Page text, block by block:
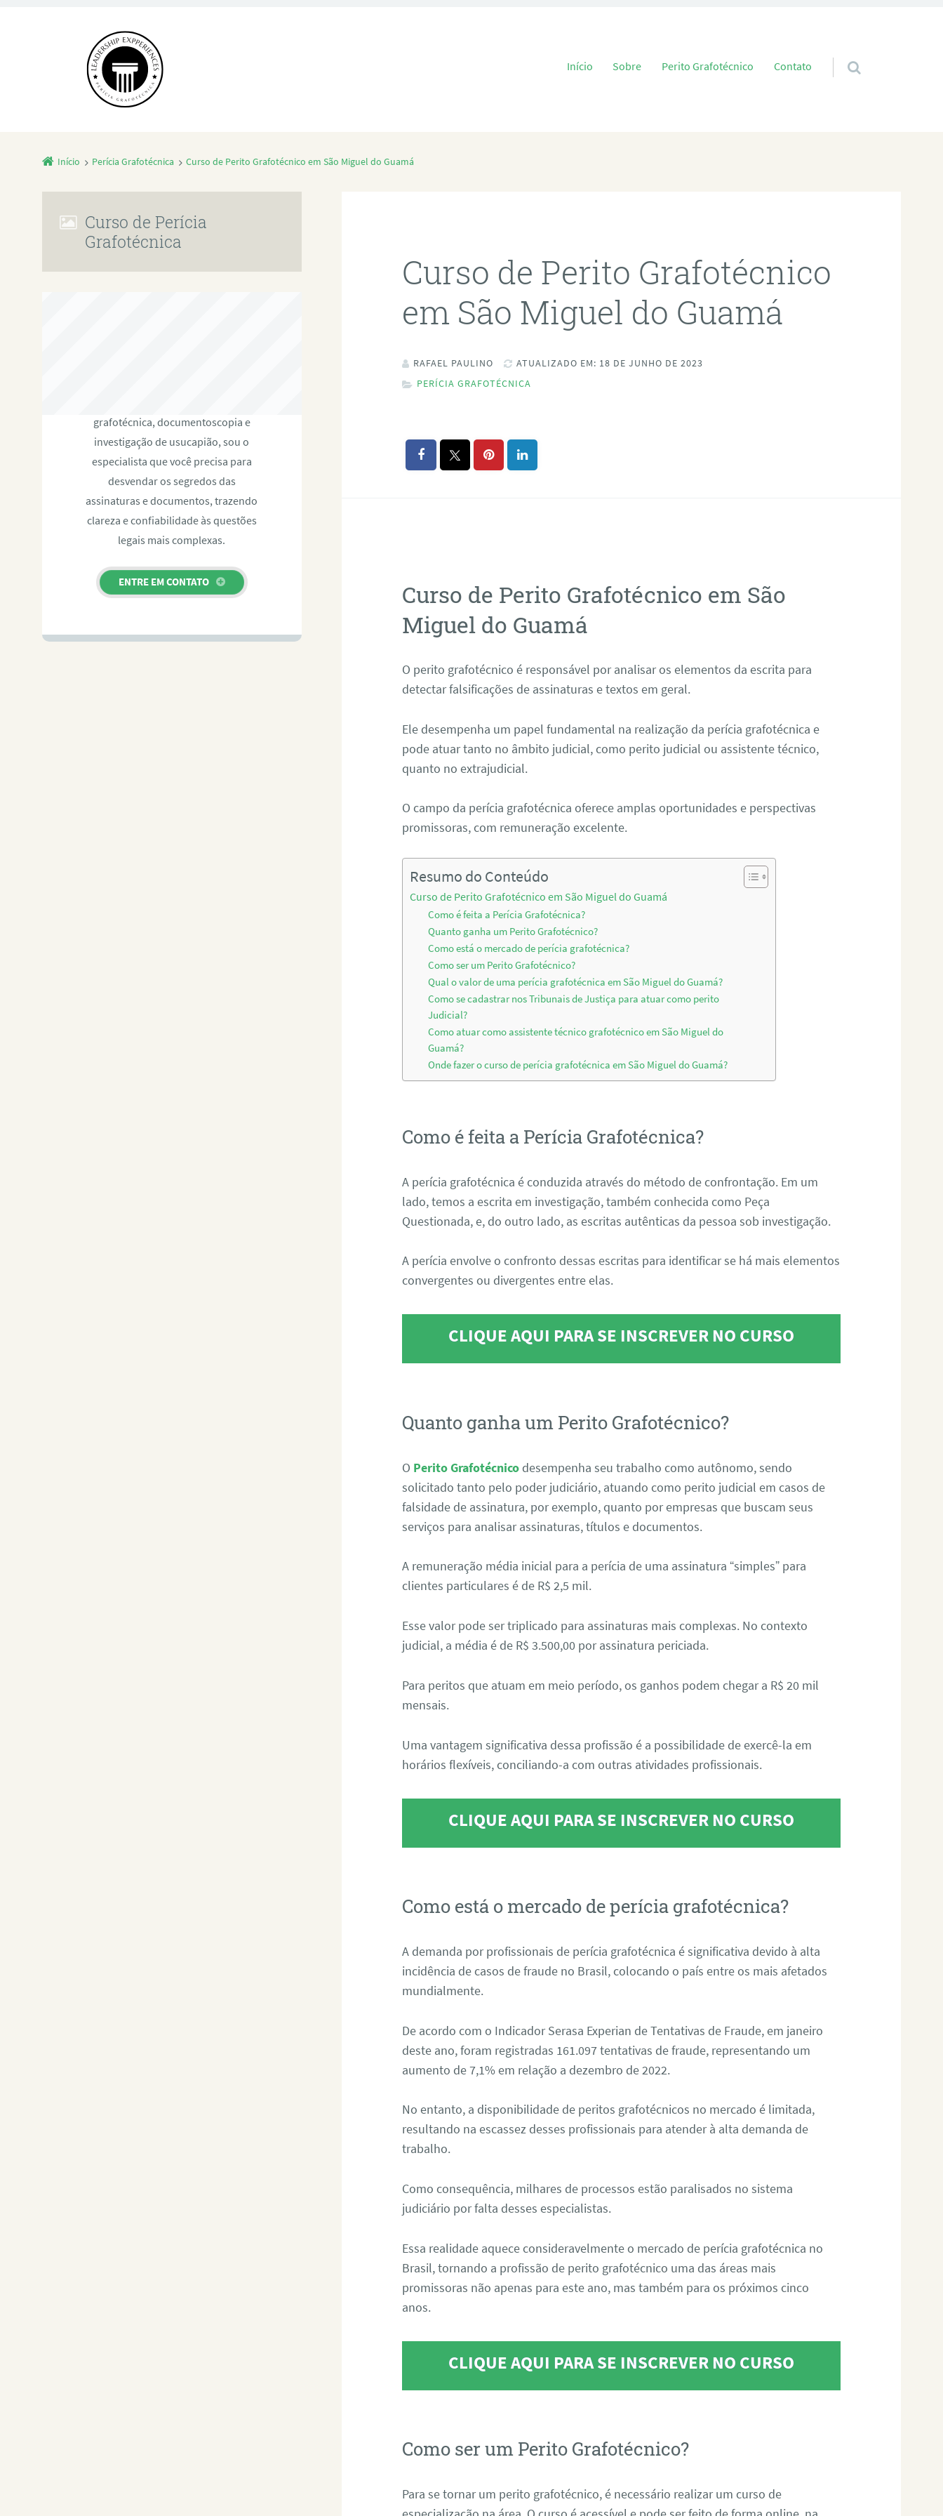
Pular para o conteúdo
Início Sobre Perito Grafotécnico Contato
Início Perícia Grafotécnica Curso de Perito Grafotécnico em São Miguel do Guamá
Curso de Perito Grafotécnico
em São Miguel do Guamá
RAFAEL PAULINO
ATUALIZADO EM: 18 DE JUNHO DE 2023
PERÍCIA GRAFOTÉCNICA
Curso de Perito Grafotécnico em São
Miguel do Guamá
O perito grafotécnico é responsável por analisar os elementos da escrita para
detectar falsificações de assinaturas e textos em geral.
Ele desempenha um papel fundamental na realização da perícia grafotécnica e
pode atuar tanto no âmbito judicial, como perito judicial ou assistente técnico,
quanto no extrajudicial.
O campo da perícia grafotécnica oferece amplas oportunidades e perspectivas
promissoras, com remuneração excelente.
Resumo do Conteúdo
Curso de Perito Grafotécnico em São Miguel do Guamá
Como é feita a Perícia Grafotécnica?
Quanto ganha um Perito Grafotécnico?
Como está o mercado de perícia grafotécnica?
Como ser um Perito Grafotécnico?
Qual o valor de uma perícia grafotécnica em São Miguel do Guamá?
Como se cadastrar nos Tribunais de Justiça para atuar como perito
Judicial?
Como atuar como assistente técnico grafotécnico em São Miguel do
Guamá?
Onde fazer o curso de perícia grafotécnica em São Miguel do Guamá?
Como é feita a Perícia Grafotécnica?
A perícia grafotécnica é conduzida através do método de confrontação. Em um
lado, temos a escrita em investigação, também conhecida como Peça
Questionada, e, do outro lado, as escritas autênticas da pessoa sob investigação.
A perícia envolve o confronto dessas escritas para identificar se há mais elementos
convergentes ou divergentes entre elas.
CLIQUE AQUI PARA SE INSCREVER NO CURSO
Quanto ganha um Perito Grafotécnico?
O Perito Grafotécnico desempenha seu trabalho como autônomo, sendo
solicitado tanto pelo poder judiciário, atuando como perito judicial em casos de
falsidade de assinatura, por exemplo, quanto por empresas que buscam seus
serviços para analisar assinaturas, títulos e documentos.
A remuneração média inicial para a perícia de uma assinatura “simples” para
clientes particulares é de R$ 2,5 mil.
Esse valor pode ser triplicado para assinaturas mais complexas. No contexto
judicial, a média é de R$ 3.500,00 por assinatura periciada.
Para peritos que atuam em meio período, os ganhos podem chegar a R$ 20 mil
mensais.
Uma vantagem significativa dessa profissão é a possibilidade de exercê-la em
horários flexíveis, conciliando-a com outras atividades profissionais.
CLIQUE AQUI PARA SE INSCREVER NO CURSO
Como está o mercado de perícia grafotécnica?
A demanda por profissionais de perícia grafotécnica é significativa devido à alta
incidência de casos de fraude no Brasil, colocando o país entre os mais afetados
mundialmente.
De acordo com o Indicador Serasa Experian de Tentativas de Fraude, em janeiro
deste ano, foram registradas 161.097 tentativas de fraude, representando um
aumento de 7,1% em relação a dezembro de 2022.
No entanto, a disponibilidade de peritos grafotécnicos no mercado é limitada,
resultando na escassez desses profissionais para atender à alta demanda de
trabalho.
Como consequência, milhares de processos estão paralisados no sistema
judiciário por falta desses especialistas.
Essa realidade aquece consideravelmente o mercado de perícia grafotécnica no
Brasil, tornando a profissão de perito grafotécnico uma das áreas mais
promissoras não apenas para este ano, mas também para os próximos cinco
anos.
CLIQUE AQUI PARA SE INSCREVER NO CURSO
Como ser um Perito Grafotécnico?
Para se tornar um perito grafotécnico, é necessário realizar um curso de
Curso de Perícia
Grafotécnica
grafotécnica, documentoscopia e
investigação de usucapião, sou o
especialista que você precisa para
desvendar os segredos das
assinaturas e documentos, trazendo
clareza e confiabilidade às questões
legais mais complexas.
ENTRE EM CONTATO